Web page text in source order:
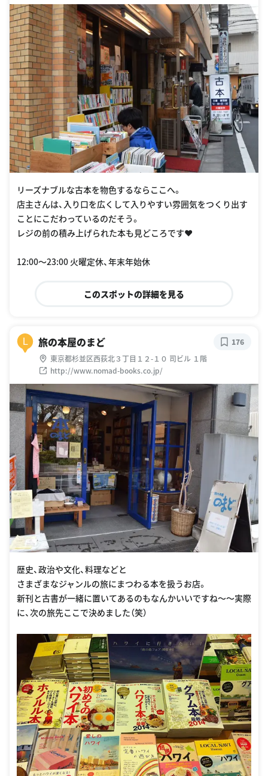
2493413
リーズナブルな古本を物色するならここへ。
店主さんは、入り口を広くして入りやすい雰囲気をつくり出す
ことにこだわっているのだそう。
レジの前の積み上げられた本も見どころです❤︎
12:00〜23:00 火曜定休、年末年始休
このスポットの詳細を見る
L 旅の本屋のまど
東京都杉並区西荻北３丁目１２-１０ 司ビル １階
http://www.nomad-books.co.jp/
176
歴史、政治や文化、料理などと
さまざまなジャンルの旅にまつわる本を扱うお店。
新刊と古書が一緒に置いてあるのもなんかいいですね〜〜実際
に、次の旅先ここで決めました（笑）